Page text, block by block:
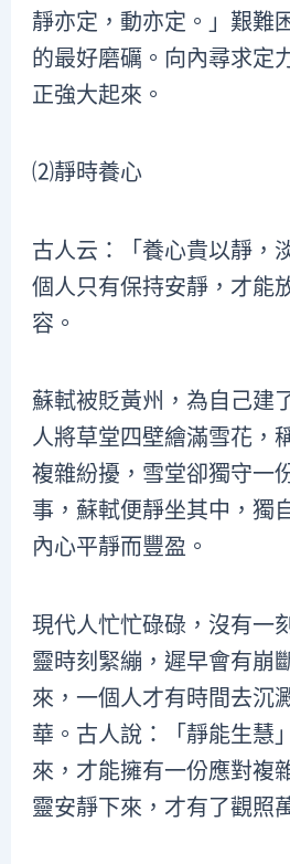
靜亦定，動亦定。」艱難
的最好磨礪。向內尋求定
正強大起來。
⑵靜時養心
古人云：「養心貴以靜，
個人只有保持安靜，才能
容。
蘇軾被貶黃州，為自己建
人將草堂四壁繪滿雪花，
複雜紛擾，雪堂卻獨守一
事，蘇軾便靜坐其中，獨
內心平靜而豐盈。
現代人忙忙碌碌，沒有一
靈時刻緊繃，遲早會有崩
來，一個人才有時間去沉
華。古人說：「靜能生慧
來，才能擁有一份應對複
靈安靜下來，才有了觀照